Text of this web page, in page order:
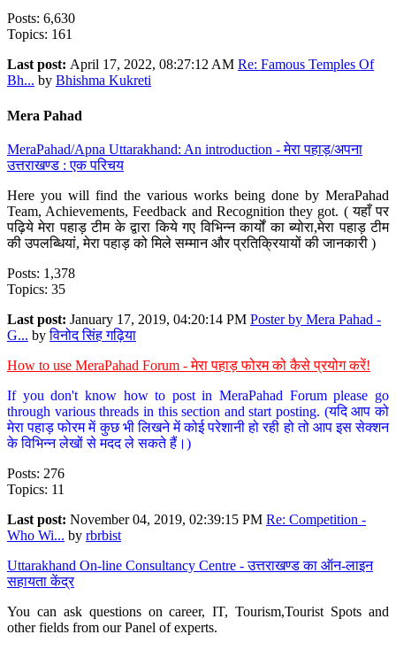
Posts: 6,630
Topics: 161
Last post: April 17, 2022, 08:27:12 AM Re: Famous Temples Of
Bh... by Bhishma Kukreti
Mera Pahad
MeraPahad/Apna Uttarakhand: An introduction - मेरा पहाड़/अपना
उत्तराखण्ड : एक परिचय
Here you will find the various works being done by MeraPahad
Team, Achievements, Feedback and Recognition they got. ( यहाँ पर
पढ़िये मेरा पहाड़ टीम के द्वारा किये गए विभिन्न कार्यों का ब्योरा,मेरा पहाड़ टीम
की उपलब्धियां, मेरा पहाड़ को मिले सम्मान और प्रतिक्रियायों की जानकारी )
Posts: 1,378
Topics: 35
Last post: January 17, 2019, 04:20:14 PM Poster by Mera Pahad -
G... byविनोद सिंह गढ़िया
How to use MeraPahad Forum - मेरा पहाड़ फोरम को कैसे प्रयोग करें!
If you don't know how to post in MeraPahad Forum please go
through various threads in this section and start posting. (यदि आप को
मेरा पहाड़ फोरम में कुछ भी लिखने में कोई परेशानी हो रही हो तो आप इस सेक्शन
के विभिन्न लेखों से मदद ले सकते हैं।)
Posts: 276
Topics: 11
Last post: November 04, 2019, 02:39:15 PM Re: Competition -
Who Wi... by rbrbist
Uttarakhand On-line Consultancy Centre - उत्तराखण्ड का ऑन-लाइन
सहायता केंद्र
You can ask questions on career, IT, Tourism,Tourist Spots and
other fields from our Panel of experts.